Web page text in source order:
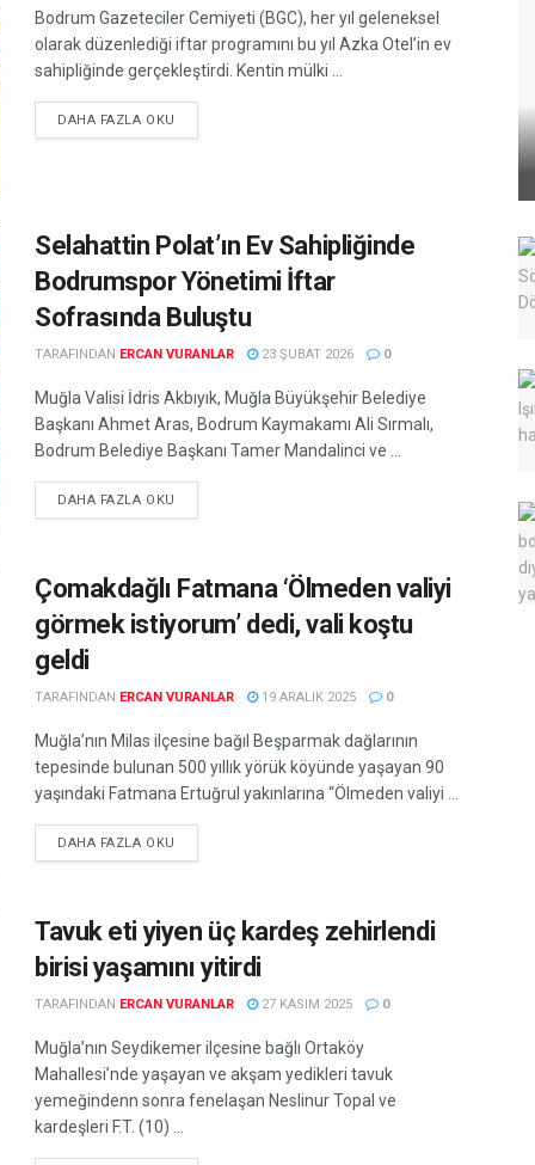
Bodrum Gazeteciler Cemiyeti (BGC), her yıl geleneksel
olarak düzenlediği iftar programını bu yıl Azka Otel’in ev
sahipliğinde gerçekleştirdi. Kentin mülki ...
DAHA FAZLA OKU
Selahattin Polat’ın Ev Sahipliğinde
Bodrumspor Yönetimi İftar
Sofrasında Buluştu
TARAFINDAN ERCAN VURANLAR 23 ŞUBAT 2026 0
Muğla Valisi İdris Akbıyık, Muğla Büyükşehir Belediye
Başkanı Ahmet Aras, Bodrum Kaymakamı Ali Sırmalı,
Bodrum Belediye Başkanı Tamer Mandalinci ve ...
DAHA FAZLA OKU
Çomakdağlı Fatmana ‘Ölmeden valiyi
görmek istiyorum’ dedi, vali koştu
geldi
TARAFINDAN ERCAN VURANLAR 19 ARALIK 2025 0
Muğla’nın Milas ilçesine bağıl Beşparmak dağlarının
tepesinde bulunan 500 yıllık yörük köyünde yaşayan 90
yaşındaki Fatmana Ertuğrul yakınlarına “Ölmeden valiyi ...
DAHA FAZLA OKU
Tavuk eti yiyen üç kardeş zehirlendi
birisi yaşamını yitirdi
TARAFINDAN ERCAN VURANLAR 27 KASIM 2025 0
Muğla’nın Seydikemer ilçesine bağlı Ortaköy
Mahallesi’nde yaşayan ve akşam yedikleri tavuk
yemeğindenn sonra fenelaşan Neslinur Topal ve
kardeşleri F.T. (10) ...